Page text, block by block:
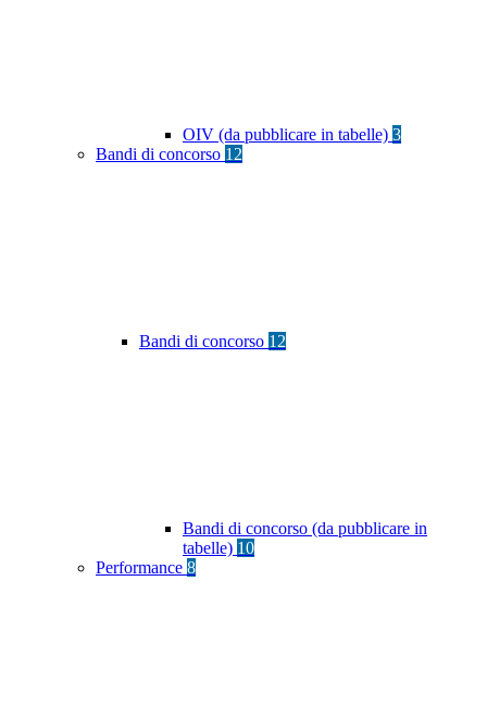
OIV (da pubblicare in tabelle) 3
Bandi di concorso 12
Bandi di concorso 12
Bandi di concorso (da pubblicare in
tabelle) 10
Performance 8